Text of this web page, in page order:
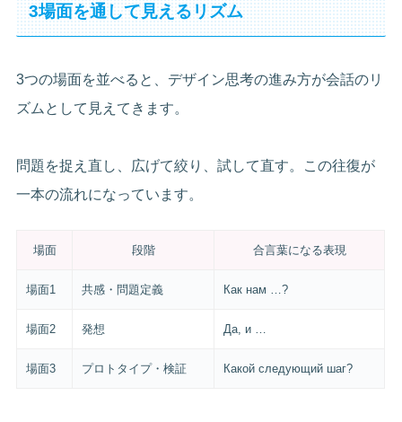
3場面を通して見えるリズム
3つの場面を並べると、デザイン思考の進み方が会話のリ
ズムとして見えてきます。
問題を捉え直し、広げて絞り、試して直す。この往復が
一本の流れになっています。
場面 段階 合言葉になる表現
場面1 共感・問題定義 Как нам …?
場面2 発想 Да, и …
場面3 プロトタイプ・検証 Какой следующий шаг?